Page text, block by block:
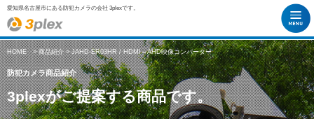
愛知県名古屋市にある防犯カメラの会社 3plexです。
HOME>商品紹介> JAHD-ER03HR / HDMI→AHD映像コンバーター
防犯カメラ商品紹介
3plexがご提案する商品です。